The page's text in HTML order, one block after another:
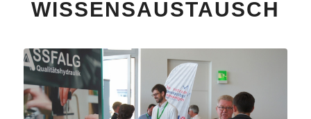
WISSENSAUSTAUSCH